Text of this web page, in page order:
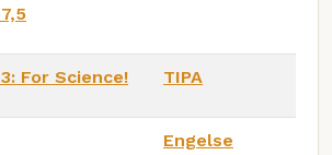
For Science! TIPA
Engelse